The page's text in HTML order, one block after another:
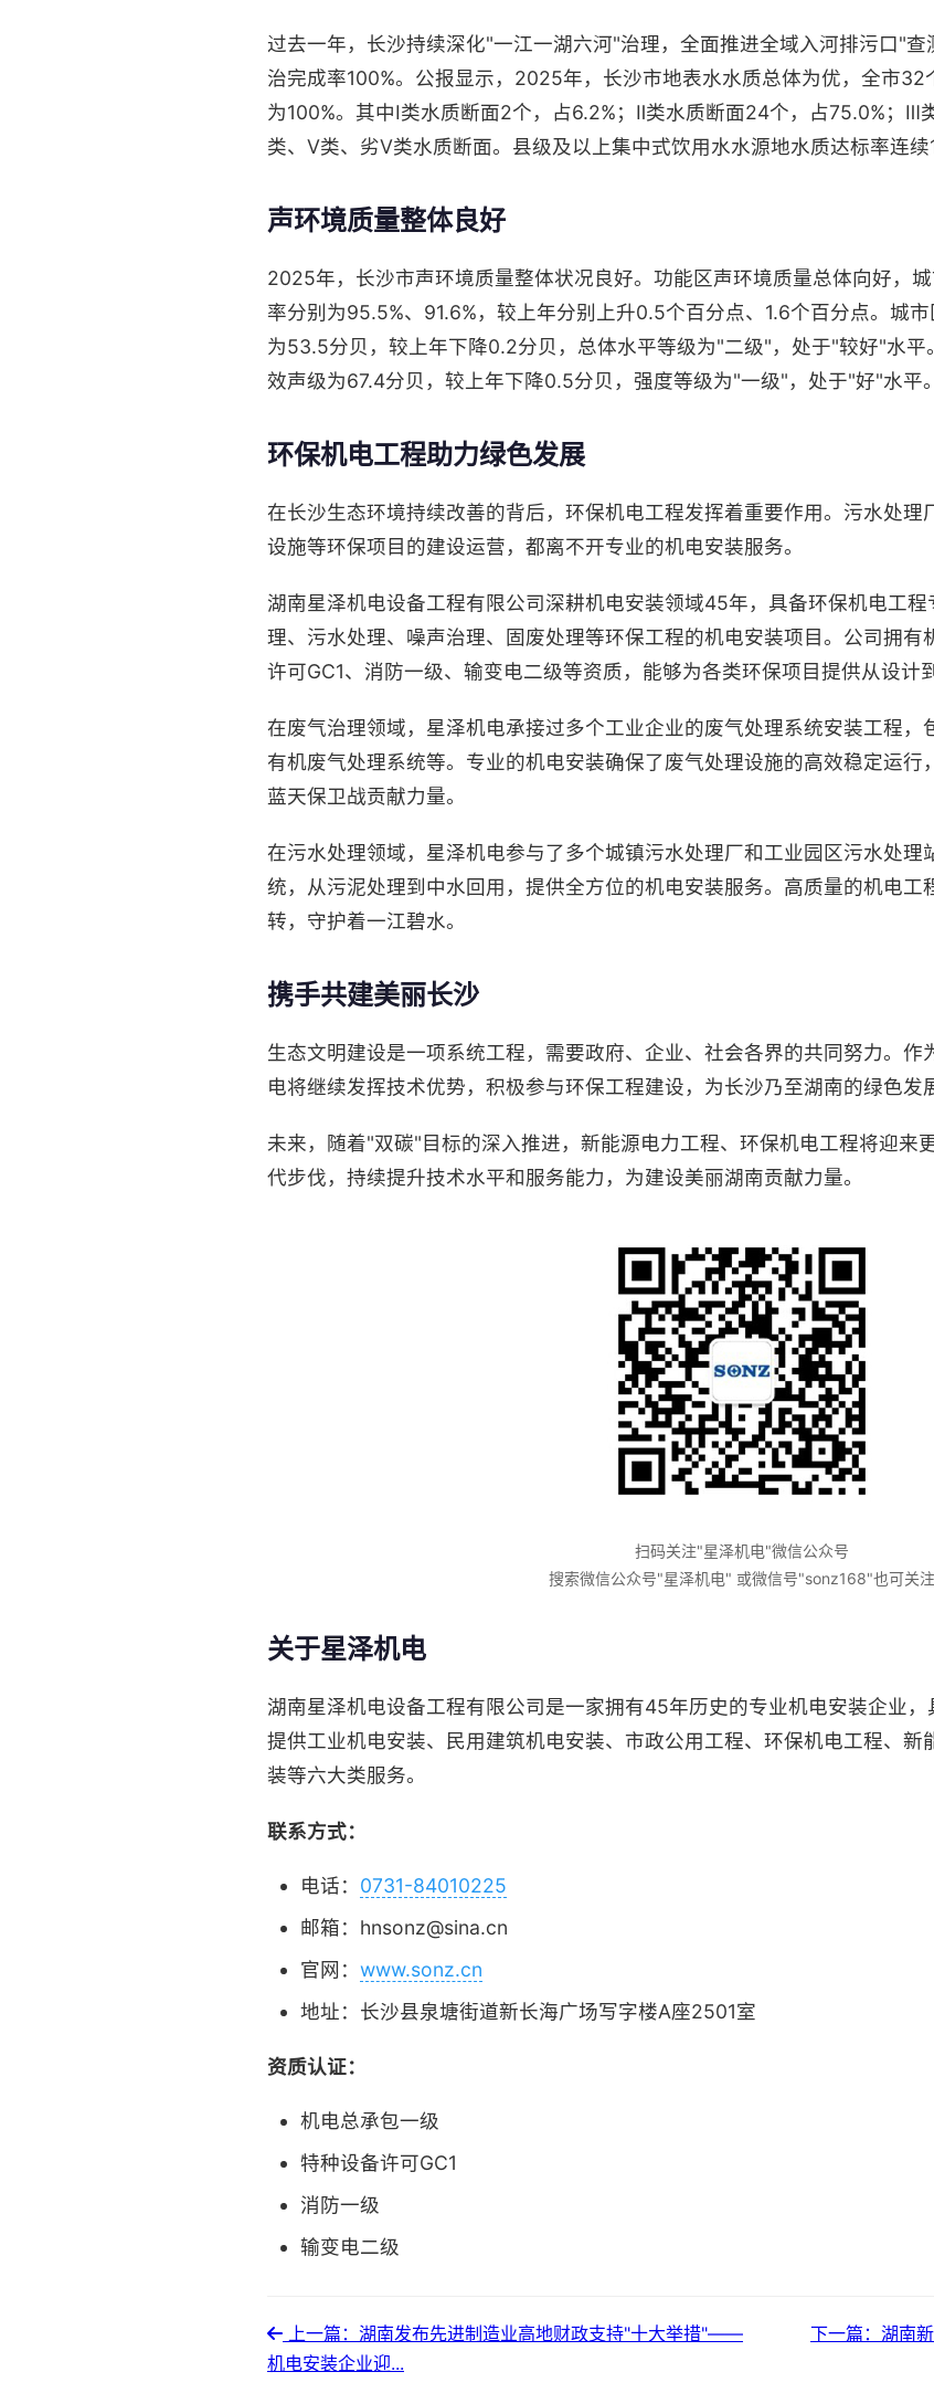
过去一年，长沙持续深化"一江一湖六河"治理，全面推进全域入河排污口"
治完成率100%。公报显示，2025年，长沙市地表水水质总体为优，全市32
为100%。其中Ⅰ类水质断面2个，占6.2%；Ⅱ类水质断面24个，占75.0%；
类、Ⅴ类、劣Ⅴ类水质断面。县级及以上集中式饮用水水源地水质达标率连续
声环境质量整体良好
2025年，长沙市声环境质量整体状况良好。功能区声环境质量总体向好，
率分别为95.5%、91.6%，较上年分别上升0.5个百分点、1.6个百分点。城
为53.5分贝，较上年下降0.2分贝，总体水平等级为"二级"，处于"较好"水平
效声级为67.4分贝，较上年下降0.5分贝，强度等级为"一级"，处于"好"水平。
环保机电工程助力绿色发展
在长沙生态环境持续改善的背后，环保机电工程发挥着重要作用。污水处理
设施等环保项目的建设运营，都离不开专业的机电安装服务。
湖南星泽机电设备工程有限公司深耕机电安装领域45年，具备环保机电工
理、污水处理、噪声治理、固废处理等环保工程的机电安装项目。公司拥有
许可GC1、消防一级、输变电二级等资质，能够为各类环保项目提供从设计
在废气治理领域，星泽机电承接过多个工业企业的废气处理系统安装工程，
有机废气处理系统等。专业的机电安装确保了废气处理设施的高效稳定运行
蓝天保卫战贡献力量。
在污水处理领域，星泽机电参与了多个城镇污水处理厂和工业园区污水处理
统，从污泥处理到中水回用，提供全方位的机电安装服务。高质量的机电工
转，守护着一江碧水。
携手共建美丽长沙
生态文明建设是一项系统工程，需要政府、企业、社会各界的共同努力。作
电将继续发挥技术优势，积极参与环保工程建设，为长沙乃至湖南的绿色发
未来，随着"双碳"目标的深入推进，新能源电力工程、环保机电工程将迎来
代步伐，持续提升技术水平和服务能力，为建设美丽湖南贡献力量。
扫码关注"星泽机电"微信公众号
搜索微信公众号"星泽机电" 或微信号"sonz168"也可关注
关于星泽机电
湖南星泽机电设备工程有限公司是一家拥有45年历史的专业机电安装企业
提供工业机电安装、民用建筑机电安装、市政公用工程、环保机电工程、新
装等六大类服务。
联系方式：
电话： 0731-84010225
邮箱：hnsonz@sina.cn
官网： www.sonz.cn
地址：长沙县泉塘街道新长海广场写字楼A座2501室
资质认证：
机电总承包一级
特种设备许可GC1
消防一级
输变电二级
上一篇：湖南发布先进制造业高地财政支持"十大举措"——
机电安装企业迎...
下一篇：湖南